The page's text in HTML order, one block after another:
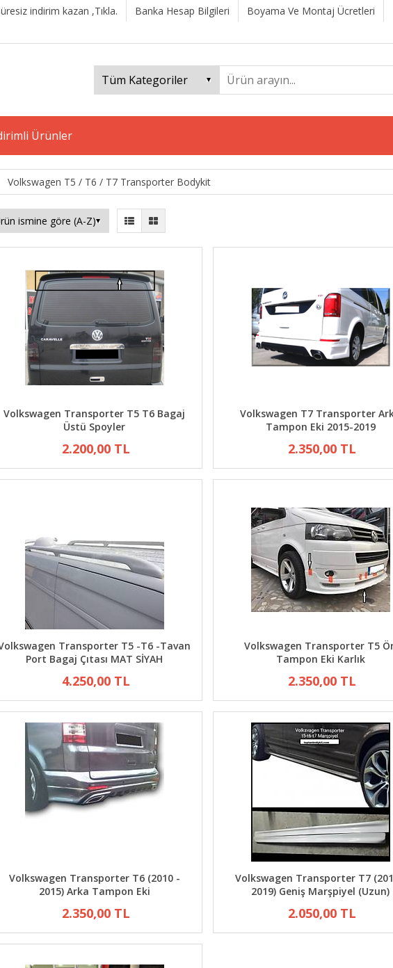
indirim kazan ,Tıkla. Banka Hesap Bilgileri Boyama Ve Montaj Ücretleri
Ürünler
Volkswagen T5 / T6 / T7 Transporter Bodykit
Volkswagen Transporter T5 T6 Bagaj
Üstü Spoyler
2.200,00 TL
Volkswagen T7 Transporter
Tampon Eki 2015-2019
2.350,00 TL
Transporter T5 -T6 -Tavan
Port Bagaj Çıtası MAT SİYAH
4.250,00 TL
Volkswagen Transporter T5
Tampon Eki Karlık
2.350,00 TL
Volkswagen Transporter T6 (2010 -
2015) Arka Tampon Eki
2.350,00 TL
Volkswagen Transporter T7
2019) Geniş Marşpiyel (Uzun)
2.050,00 TL